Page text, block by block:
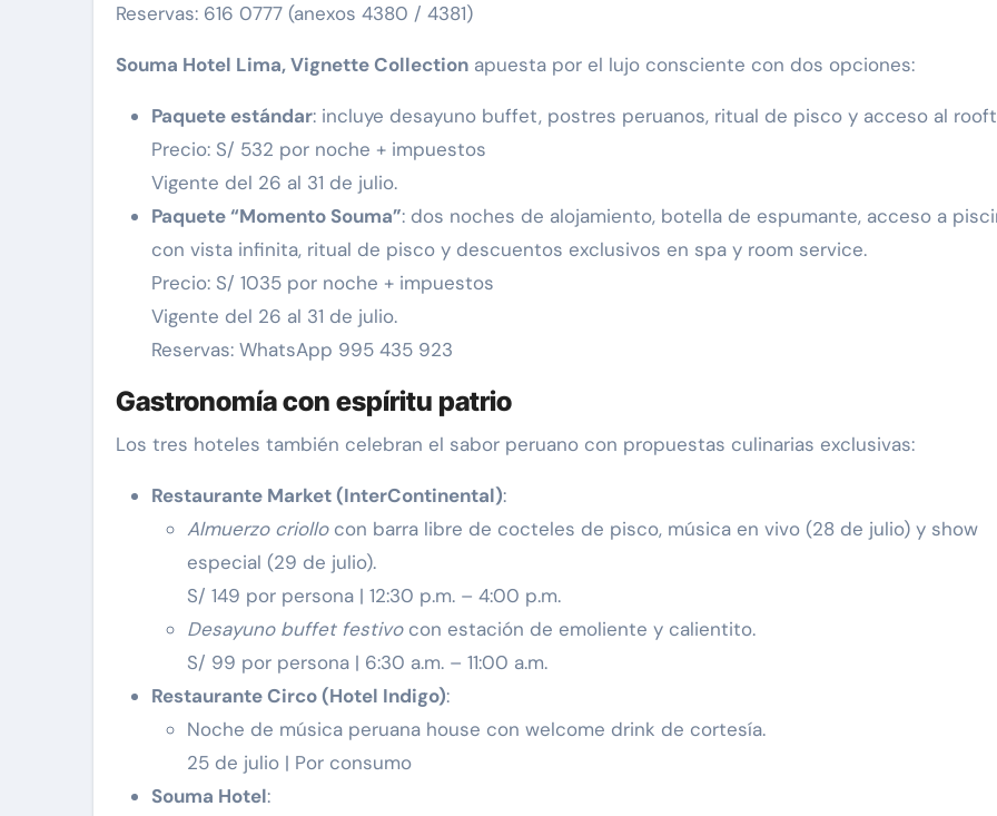
Reservas: 616 0777 (anexos 4380 / 4381)
Souma Hotel Lima, Vignette Collection apuesta por el lujo consciente con dos opciones:
Paquete estándar: incluye desayuno buffet, postres peruanos, ritual de pisco y acceso al
Precio: S/ 532 por noche + impuestos
Vigente del 26 al 31 de julio.
Paquete “Momento Souma”: dos noches de alojamiento, botella de espumante, acceso a
con vista infinita, ritual de pisco y descuentos exclusivos en spa y room service.
Precio: S/ 1035 por noche + impuestos
Vigente del 26 al 31 de julio.
Reservas: WhatsApp 995 435 923
Gastronomía con espíritu patrio
Los tres hoteles también celebran el sabor peruano con propuestas culinarias exclusivas:
Restaurante Market (InterContinental):
Almuerzo criollocon barra libre de cocteles de pisco, música en vivo (28 de julio) y show
especial (29 de julio).
S/ 149 por persona | 12:30 p.m. – 4:00 p.m.
Desayuno buffet festivocon estación de emoliente y calientito.
S/ 99 por persona | 6:30 a.m. – 11:00 a.m.
Restaurante Circo (Hotel Indigo):
Noche de música peruana house con welcome drink de cortesía.
25 de julio | Por consumo
Souma Hotel: